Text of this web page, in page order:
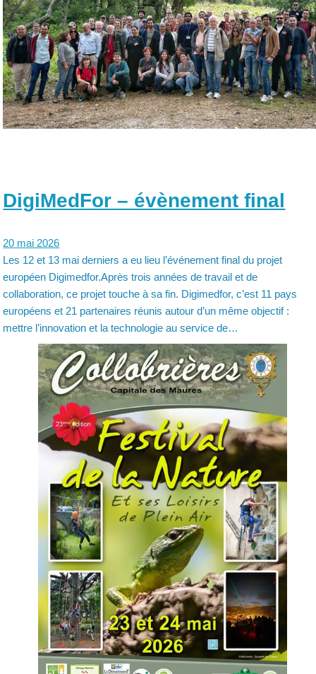
DigiMedFor – évènement final
20 mai 2026
Les 12 et 13 mai derniers a eu lieu l’événement final du projet
européen Digimedfor.Après trois années de travail et de
collaboration, ce projet touche à sa fin. Digimedfor, c’est 11 pays
européens et 21 partenaires réunis autour d’un même objectif :
mettre l’innovation et la technologie au service de…